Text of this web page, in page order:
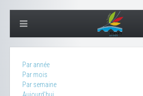
Par année
Par mois
Par semaine